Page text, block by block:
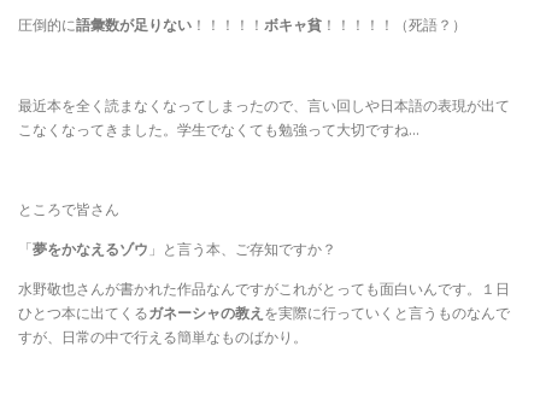
圧倒的に語彙数が足りない ！！！！！ ボキャ貧 ！！！！！（死語？）
最近本を全く読まなくなってしまったので、言い回しや日本語の表現が出て
こなくなってきました。学生でなくても勉強って大切ですね…
ところで皆さん
「夢をかなえるゾウ 」と言う本、ご存知ですか？
水野敬也さんが書かれた作品なんですがこれがとっても面白いんです。１日
ひとつ本に出てくるガネーシャの教え を実際に行っていくと言うものなんで
すが、日常の中で行える簡単なものばかり。